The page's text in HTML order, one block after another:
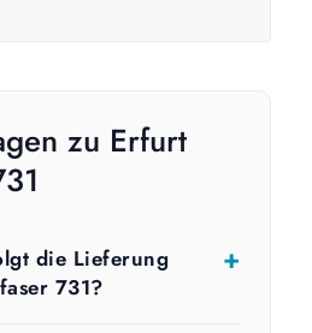
zu Erfurt
die Lieferung
731?